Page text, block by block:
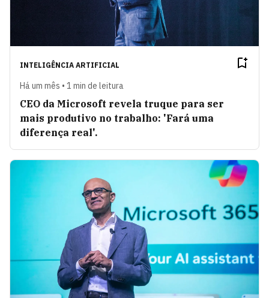
INTELIGÊNCIA ARTIFICIAL
Há um mês • 1 min de leitura
CEO da Microsoft revela truque para ser
mais produtivo no trabalho: 'Fará uma
diferença real'.